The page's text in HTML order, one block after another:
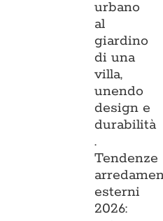
urbano
al
giardino
di una
villa,
unendo
design e
durabilità
.
Tendenze
esterni
2026: